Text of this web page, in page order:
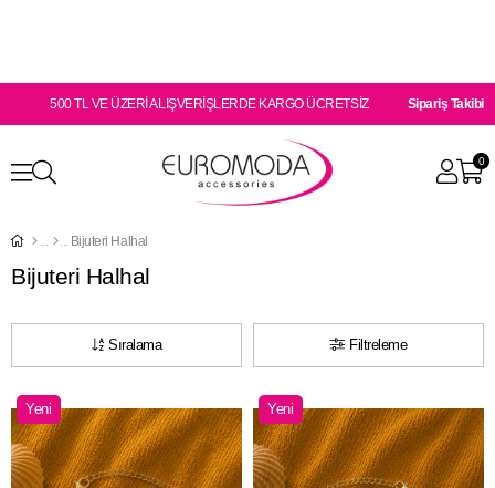
500 TL VE ÜZERİ ALIŞVERİŞLERDE KARGO ÜCRETSİZ Sipariş Takibi
0
Bijuteri Halhal
Bijuteri Halhal
Filtreleme
Sıralama
Yeni
Ürün
Yeni
Ürün